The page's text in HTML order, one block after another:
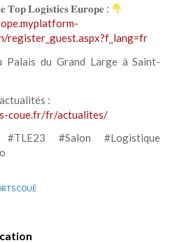
𝐓𝐨𝐩 𝐋𝐨𝐠𝐢𝐬𝐭𝐢𝐜𝐬 𝐄𝐮𝐫𝐨𝐩𝐞 :
register_guest.aspx?f_lang=fr
Palais du Grand Large à Saint-
:
coue.fr/fr/actualites/
#TLE23 #Salon #Logistique
COUÉ